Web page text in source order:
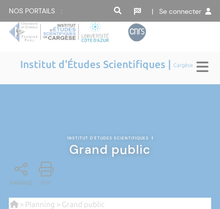
NOS PORTAILS : | Se connecter
Institut d'Études Scientifiques |Cargèse
INSTITUT D'ÉTUDES SCIENTIFIQUES |
Grand public
PARTAGE PDF
> Planning > Grand public